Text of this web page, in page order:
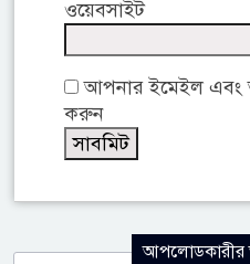
ওয়েবসাইট
আপনার ইমেইল এবং
করুন
আপলোডকারীর